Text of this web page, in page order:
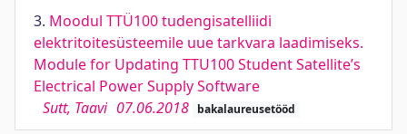
3. Moodul TTÜ100 tudengisatelliidi
elektritoitesüsteemile uue tarkvara laadimiseks.
Module for Updating TTU100 Student Satellite’s
Electrical Power Supply Software
Sutt, Taavi 07.06.2018 bakalaureusetööd